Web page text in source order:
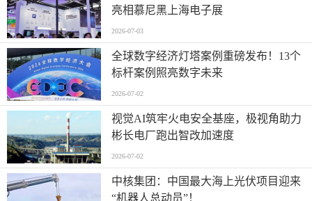
亮相慕尼黑上海电子展
2026-07-03
全球数字经济灯塔案例重磅发布！13个
标杆案例照亮数字未来
2026-07-02
视觉AI筑牢火电安全基座，极视角助力
彬长电厂跑出智改加速度
2026-07-02
中核集团：中国最大海上光伏项目迎来
“机器人总动员”！